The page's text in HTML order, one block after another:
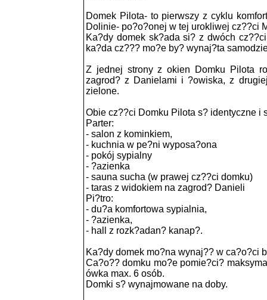
Domek Pilota- to pierwszy z cyklu
Dolinie- po?o?onej w tej urokliwej cz??ci
Ka?dy domek sk?ada si? z dwóch
ka?da cz??? mo?e by? wynaj?ta
Z jednej strony z okien Domku Pilota
zagrod? z Danielami i ?owiska, z
zielone.
Obie cz??ci Domku Pilota s? identyczne i
Parter:
- salon z kominkiem,
- kuchnia w pe?ni wyposa?ona
- pokój sypialny
- ?azienka
- sauna sucha (w prawej cz??ci domku)
- taras z widokiem na zagrod? Danieli
Pi?tro:
- du?a komfortowa sypialnia,
- ?azienka,
- hall z rozk?adan? kanap?.
Ka?dy domek mo?na wynaj?? w ca?o?ci
Ca?o?? domku mo?e pomie?ci?
ówka max. 6 osób.
Domki s? wynajmowane na doby.